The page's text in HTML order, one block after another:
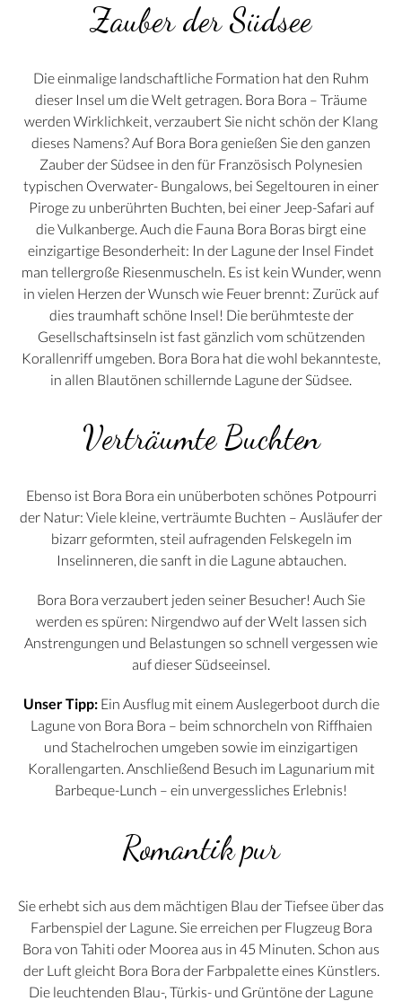
Zauber der Südsee
Die einmalige landschaftliche Formation hat den Ruhm
dieser Insel um die Welt getragen. Bora Bora – Träume
werden Wirklichkeit, verzaubert Sie nicht schön der Klang
dieses Namens? Auf Bora Bora genießen Sie den ganzen
Zauber der Südsee in den für Französisch Polynesien
typischen Overwater- Bungalows, bei Segeltouren in einer
Piroge zu unberührten Buchten, bei einer Jeep-Safari auf
die Vulkanberge. Auch die Fauna Bora Boras birgt eine
einzigartige Besonderheit: In der Lagune der Insel Findet
man tellergroße Riesenmuscheln. Es ist kein Wunder, wenn
in vielen Herzen der Wunsch wie Feuer brennt: Zurück auf
dies traumhaft schöne Insel! Die berühmteste der
Gesellschaftsinseln ist fast gänzlich vom schützenden
Korallenriff umgeben. Bora Bora hat die wohl bekannteste,
in allen Blautönen schillernde Lagune der Südsee.
Verträumte Buchten
Ebenso ist Bora Bora ein unüberboten schönes Potpourri
der Natur: Viele kleine, verträumte Buchten – Ausläufer der
bizarr geformten, steil aufragenden Felskegeln im
Inselinneren, die sanft in die Lagune abtauchen.
Bora Bora verzaubert jeden seiner Besucher! Auch Sie
werden es spüren: Nirgendwo auf der Welt lassen sich
Anstrengungen und Belastungen so schnell vergessen wie
auf dieser Südseeinsel.
Unser Tipp:Ein Ausflug mit einem Auslegerboot durch die
Lagune von Bora Bora – beim schnorcheln von Riffhaien
und Stachelrochen umgeben sowie im einzigartigen
Korallengarten. Anschließend Besuch im Lagunarium mit
Barbeque-Lunch – ein unvergessliches Erlebnis!
Romantik pur
Sie erhebt sich aus dem mächtigen Blau der Tiefsee über das
Farbenspiel der Lagune. Sie erreichen per Flugzeug Bora
Bora von Tahiti oder Moorea aus in 45 Minuten. Schon aus
der Luft gleicht Bora Bora der Farbpalette eines Künstlers.
Die leuchtenden Blau-, Türkis- und Grüntöne der Lagune